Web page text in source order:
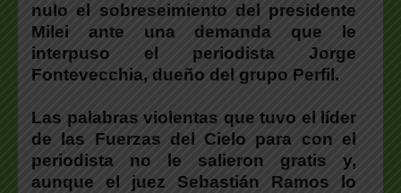
nulo el sobreseimiento del presidente
Milei ante una demanda que le
interpuso el periodista Jorge
Fontevecchia, dueño del grupo Perfil.
Las palabras violentas que tuvo el líder
de las Fuerzas del Cielo para con el
periodista no le salieron gratis y,
aunque el juez Sebastián Ramos lo